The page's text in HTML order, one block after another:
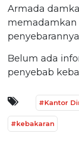
Armada
memadamkan
Belum ada
penyebab
#Kantor
#kebakaran